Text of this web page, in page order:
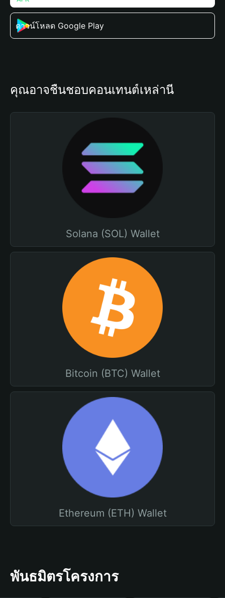
ดาวน์โหลด Google Play
คุณอาจชื่นชอบคอนเทนต์เหล่านี้
Solana (SOL) Wallet
Bitcoin (BTC) Wallet
Ethereum (ETH) Wallet
พันธมิตรโครงการ